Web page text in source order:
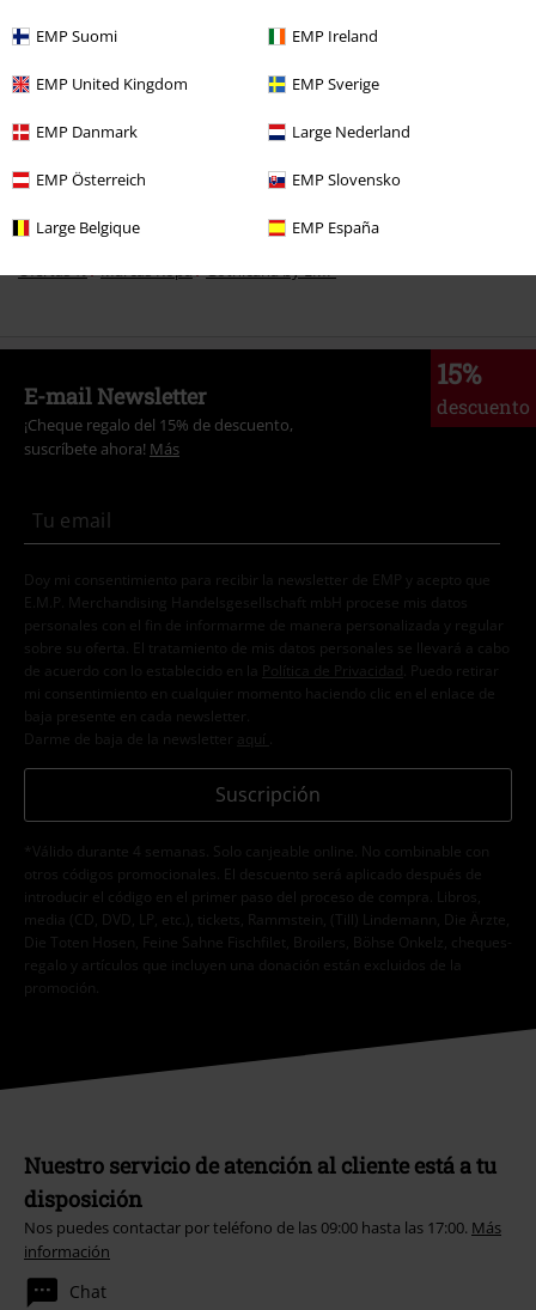
EMP Suomi EMP Ireland
EMP United Kingdom EMP Sverige
EMP Danmark Large Nederland
EMP Österreich EMP Slovensko
Large Belgique EMP España
Pantalones
Marcas Ropa Marcas by EMP Gothicana by EMP
Pantalones
Vaqueros
Ofertas % Marcas Ropa Gothicana by EMP
15%
descuento
E-mail Newsletter
¡Cheque regalo del 15% de descuento,
suscríbete ahora! Más
Doy mi consentimiento para recibir la newsletter de EMP y acepto que
E.M.P. Merchandising Handelsgesellschaft mbH procese mis datos
personales con el fin de informarme de manera personalizada y regular
sobre su oferta. El tratamiento de mis datos personales se llevará a cabo
de acuerdo con lo establecido en la
Política de Privacidad . Puedo retirar
mi consentimiento en cualquier momento haciendo clic en el enlace de
baja presente en cada newsletter.
Darme de baja de la newsletter
aquí
Suscripción
*Válido durante 4 semanas. Solo canjeable online. No combinable con
otros códigos promocionales. El descuento será aplicado después de
introducir el código en el primer paso del proceso de compra. Libros,
media (CD, DVD, LP, etc.), tickets, Rammstein, (Till) Lindemann, Die Ärzte,
Die Toten Hosen, Feine Sahne Fischfilet, Broilers, Böhse Onkelz, cheques-
regalo y artículos que incluyen una donación están excluidos de la
promoción.
Nuestro servicio de atención al cliente está a tu
disposición
Nos puedes contactar por teléfono de las 09:00 hasta las 17:00. Más
información
Chat